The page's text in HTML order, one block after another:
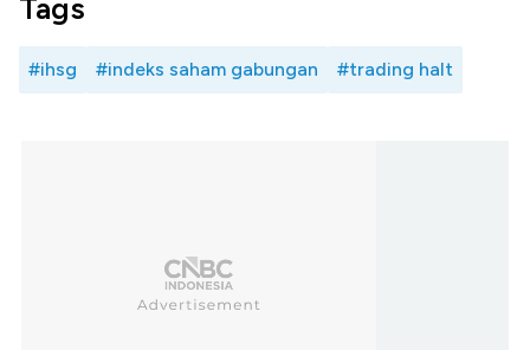
Tags
#ihsg #indeks saham gabungan #trading halt